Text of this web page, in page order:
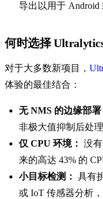
导出以用于 Android
何时选择
对于大多数新项目，
体验的最佳结合：
无 NMS 的边缘部署
非极大值抑制后处理
仅 CPU 环境： 没
来的高达 43% 的
小目标检测： 具有
或 IoT 传感器分析